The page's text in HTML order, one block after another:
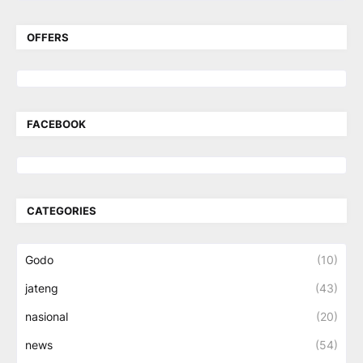
OFFERS
FACEBOOK
CATEGORIES
Godo (10)
jateng (43)
nasional (20)
news (54)